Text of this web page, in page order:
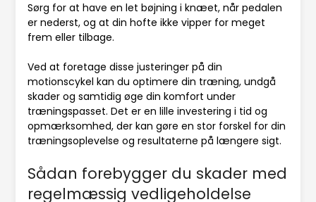
Sørg for at have en let bøjning i knæet, når pedalen
er nederst, og at din hofte ikke vipper for meget
frem eller tilbage.
Ved at foretage disse justeringer på din
motionscykel kan du optimere din træning, undgå
skader og samtidig øge din komfort under
træningspasset. Det er en lille investering i tid og
opmærksomhed, der kan gøre en stor forskel for din
træningsoplevelse og resultaterne på længere sigt.
Sådan forebygger du skader med
regelmæssig vedligeholdelse